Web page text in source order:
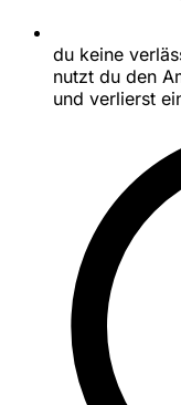
du keine
nutzt du den
und verlierst